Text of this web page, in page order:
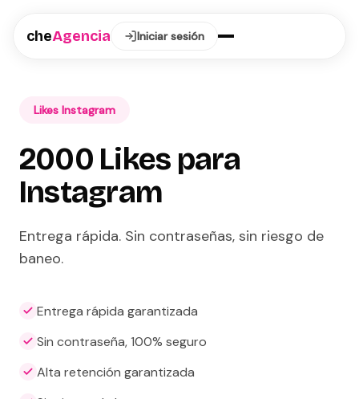
cheAgencia Iniciar sesión
Likes Instagram
2000 Likes para
Instagram
Entrega rápida. Sin contraseñas, sin riesgo de
baneo.
Entrega rápida garantizada
Sin contraseña, 100% seguro
Alta retención garantizada